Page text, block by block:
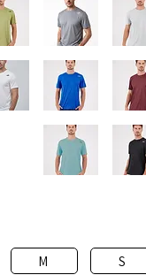
S
M